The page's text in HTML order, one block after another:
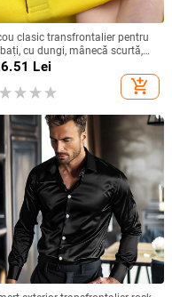
clasic transfrontalier pentru
cu dungi, mânecă scurtă,
cu rever scurt, tricou de
Lei
add_shopping_cart